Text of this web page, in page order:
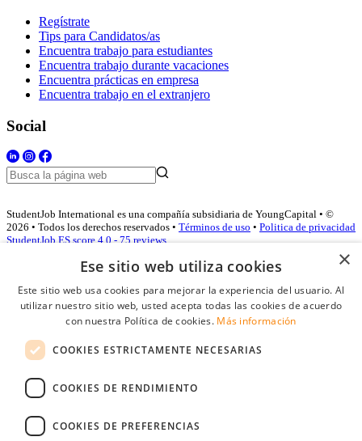
Regístrate
Tips para Candidatos/as
Encuentra trabajo para estudiantes
Encuentra trabajo durante vacaciones
Encuentra prácticas en empresa
Encuentra trabajo en el extranjero
Social
StudentJob International es una compañía subsidiaria de YoungCapital • ©
2026 • Todos los derechos reservados • Términos de uso • Politica de privacidad
StudentJob ES score 4.0 - 75 reviews
Acceso empresas
Contraseña
Recordarme
Conectarse
×
Ese sitio web utiliza cookies
Este sitio web usa cookies para mejorar la experiencia del usuario. Al
utilizar nuestro sitio web, usted acepta todas las cookies de acuerdo
con nuestra Política de cookies. Más información
COOKIES ESTRICTAMENTE NECESARIAS
COOKIES DE RENDIMIENTO
COOKIES DE PREFERENCIAS